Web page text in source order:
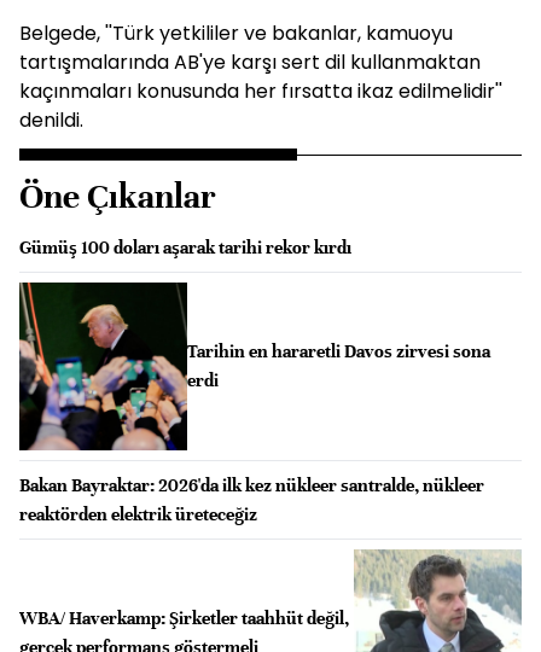
Belgede, ''Türk yetkililer ve bakanlar, kamuoyu
tartışmalarında AB'ye karşı sert dil kullanmaktan
kaçınmaları konusunda her fırsatta ikaz edilmelidir''
denildi.
Öne Çıkanlar
Gümüş 100 doları aşarak tarihi rekor kırdı
Tarihin en hararetli Davos zirvesi sona
erdi
Bakan Bayraktar: 2026'da ilk kez nükleer santralde, nükleer
reaktörden elektrik üreteceğiz
WBA/ Haverkamp: Şirketler taahhüt değil,
gerçek performans göstermeli